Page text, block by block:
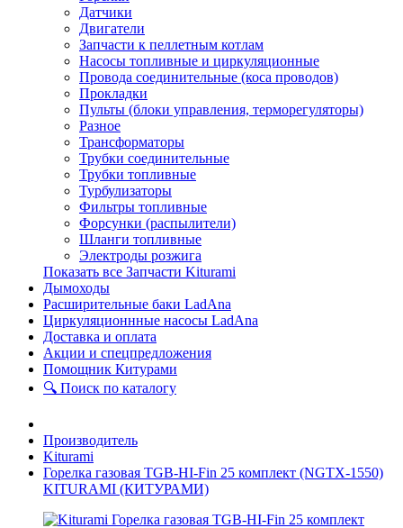
Датчики
Двигатели
Запчасти к пеллетным котлам
Насосы топливные и циркуляционные
Провода соединительные (коса проводов)
Прокладки
Пульты (блоки управления, терморегуляторы)
Разное
Трансформаторы
Трубки соединительные
Трубки топливные
Турбулизаторы
Фильтры топливные
Форсунки (распылители)
Шланги топливные
Электроды розжига
Показать все Запчасти Kiturami
Дымоходы
Расширительные баки LadAna
Циркуляционнные насосы LadAna
Доставка и оплата
Акции и спецпредложения
Помощник Китурами
🔍 Поиск по каталогу
Производитель
Kiturami
Горелка газовая TGB-HI-Fin 25 комплект (NGTX-1550)
KITURAMI (КИТУРАМИ)